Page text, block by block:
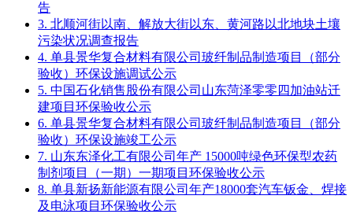
告
3. 北顺河街以南、解放大街以东、黄河路以北地块土壤
污染状况调查报告
4. 单县景华复合材料有限公司玻纤制品制造项目（部分
验收）环保设施调试公示
5. 中国石化销售股份有限公司山东菏泽零零四加油站迁
建项目环保验收公示
6. 单县景华复合材料有限公司玻纤制品制造项目（部分
验收）环保设施竣工公示
7. 山东东泽化工有限公司年产 15000吨绿色环保型农药
制剂项目（一期）一期项目环保验收公示
8. 单县新扬新能源有限公司年产18000套汽车钣金、焊接
及电泳项目环保验收公示